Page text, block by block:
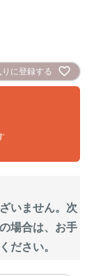
りに登録する
いません。次
場合は、お手
ださい。
ス・